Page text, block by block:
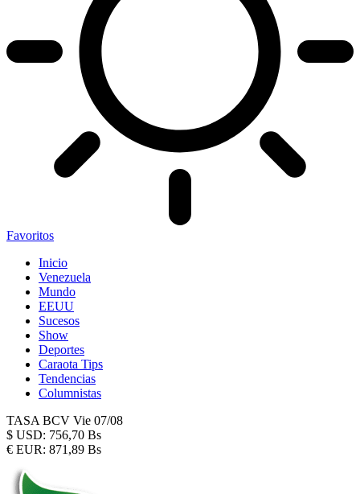
Favoritos
Inicio
Venezuela
Mundo
EEUU
Sucesos
Show
Deportes
Caraota Tips
Tendencias
Columnistas
TASA BCV Vie 07/08
$ USD: 756,70 Bs
€ EUR: 871,89 Bs